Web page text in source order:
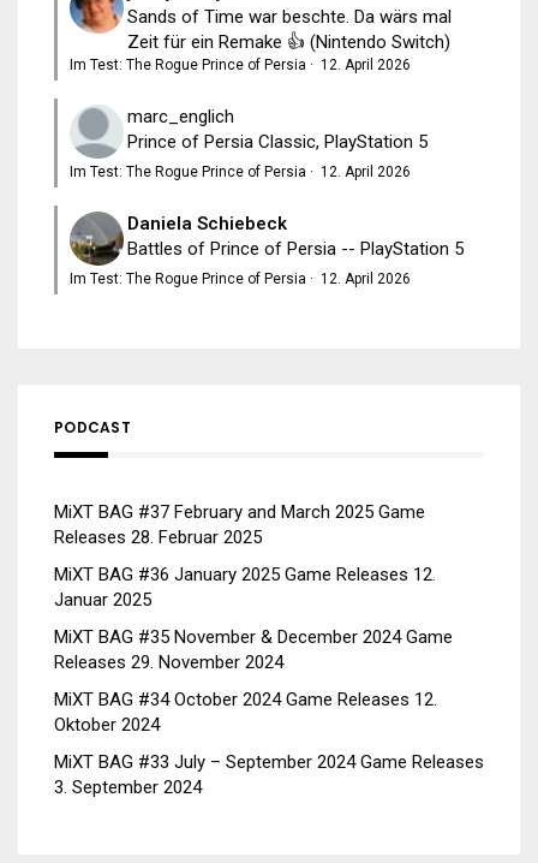
Sands of Time war beschte. Da wärs mal
Zeit für ein Remake 👍 (Nintendo Switch)
Im Test: The Rogue Prince of Persia · 12. April 2026
marc_englich
Prince of Persia Classic, PlayStation 5
Im Test: The Rogue Prince of Persia · 12. April 2026
Daniela Schiebeck
Battles of Prince of Persia -- PlayStation 5
Im Test: The Rogue Prince of Persia · 12. April 2026
PODCAST
MiXT BAG #37 February and March 2025 Game
Releases 28. Februar 2025
MiXT BAG #36 January 2025 Game Releases 12.
Januar 2025
MiXT BAG #35 November & December 2024 Game
Releases 29. November 2024
MiXT BAG #34 October 2024 Game Releases 12.
Oktober 2024
MiXT BAG #33 July – September 2024 Game Releases
3. September 2024